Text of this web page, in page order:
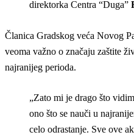
direktorka Centra “Duga”
Članica Gradskog veća Novog
veoma važno o značaju zaštite
najranijeg perioda.
„Zato mi je drago što
ono što se nauči u
celo odrastanje. Sve ove